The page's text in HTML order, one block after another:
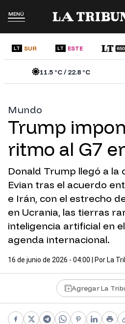
MENÚ
LT SUR LT ESTE
11.5°C /22.8°C
Mundo
Trump
ritmo al G7
Donald Trump llegó a la
Evian tras el acuerdo
e Irán, con el estrecho
en Ucrania, las tierras
inteligencia artificial en
agenda internacional.
16 de junio de 2026 - 04:00 | Por La
Agregar La